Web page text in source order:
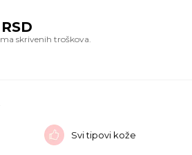
RSD
Svi tipovi kože